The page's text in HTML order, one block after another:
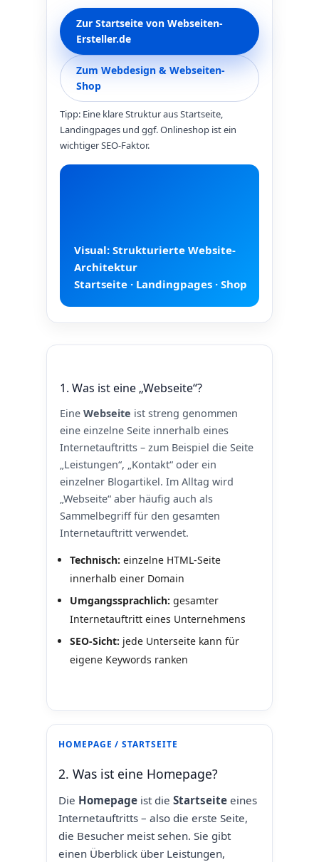
Zur Startseite von Webseiten-
Ersteller.de
Zum Webdesign & Webseiten-
Shop
Tipp: Eine klare Struktur aus Startseite,
Landingpages und ggf. Onlineshop ist ein
wichtiger SEO‑Faktor.
Visual: Strukturierte Website-
Architektur
Startseite · Landingpages · Shop
1. Was ist eine „Webseite“?
Eine Webseite ist streng genommen
eine einzelne Seite innerhalb eines
Internetauftritts – zum Beispiel die Seite
„Leistungen“, „Kontakt“ oder ein
einzelner Blogartikel. Im Alltag wird
„Webseite“ aber häufig auch als
Sammelbegriff für den gesamten
Internetauftritt verwendet.
Technisch: einzelne HTML‑Seite
innerhalb einer Domain
Umgangssprachlich: gesamter
Internetauftritt eines Unternehmens
SEO‑Sicht: jede Unterseite kann für
eigene Keywords ranken
HOMEPAGE / STARTSEITE
2. Was ist eine Homepage?
Die Homepageist die Startseiteeines
Internetauftritts – also die erste Seite,
die Besucher meist sehen. Sie gibt
einen Überblick über Leistungen,